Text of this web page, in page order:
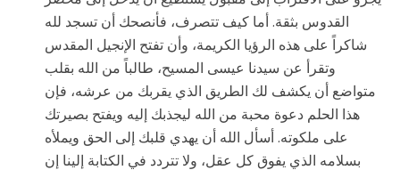
القدوس بثقة. أما كيف تتصرف، فأنصحك أن تسجد لله
شاكراً على هذه الرؤيا الكريمة، وأن تفتح الإنجيل المقدس
وتقرأ عن سيدنا عيسى المسيح، طالباً من الله بقلب
متواضع أن يكشف لك الطريق الذي يقربك من عرشه، فإن
هذا الحلم دعوة محبة من الله ليجذبك إليه ويفتح بصيرتك
على ملكوته. أسأل الله أن يهدي قلبك إلى الحق ويملأه
بسلامه الذي يفوق كل عقل، ولا تتردد في الكتابة إلينا إن